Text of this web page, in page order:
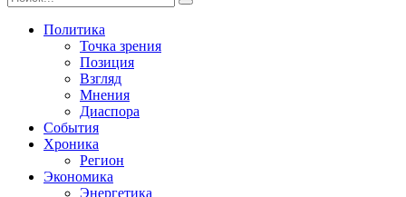
Политика
Точка зрения
Позиция
Взгляд
Мнения
Диаспора
События
Хроника
Регион
Экономика
Энергетика